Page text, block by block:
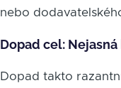
nebo
Dopad cel:
Dopad takto